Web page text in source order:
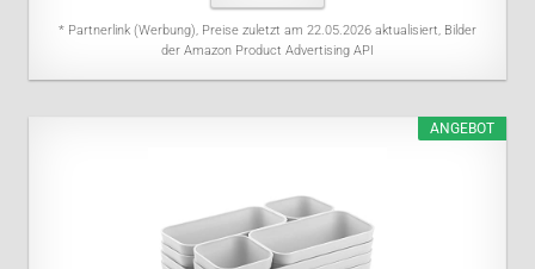
* Partnerlink (Werbung), Preise zuletzt am 22.05.2026 aktualisiert, Bilder
der Amazon Product Advertising API
ANGEBOT